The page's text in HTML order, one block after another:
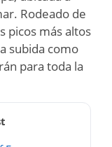
Rodeado de
picos más altos
subida como
para toda la